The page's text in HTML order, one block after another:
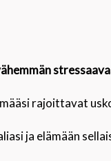
rajoittavat
ja elämään